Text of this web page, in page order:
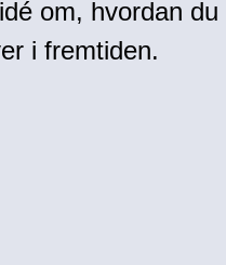
om, hvordan du
i fremtiden.